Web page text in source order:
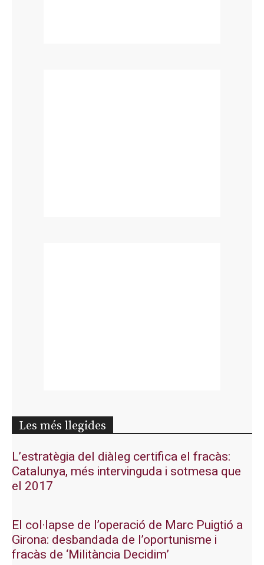
Les més llegides
L’estratègia del diàleg certifica el fracàs:
Catalunya, més intervinguda i sotmesa que
el 2017
El col·lapse de l’operació de Marc Puigtió a
Girona: desbandada de l’oportunisme i
fracàs de ‘Militància Decidim’